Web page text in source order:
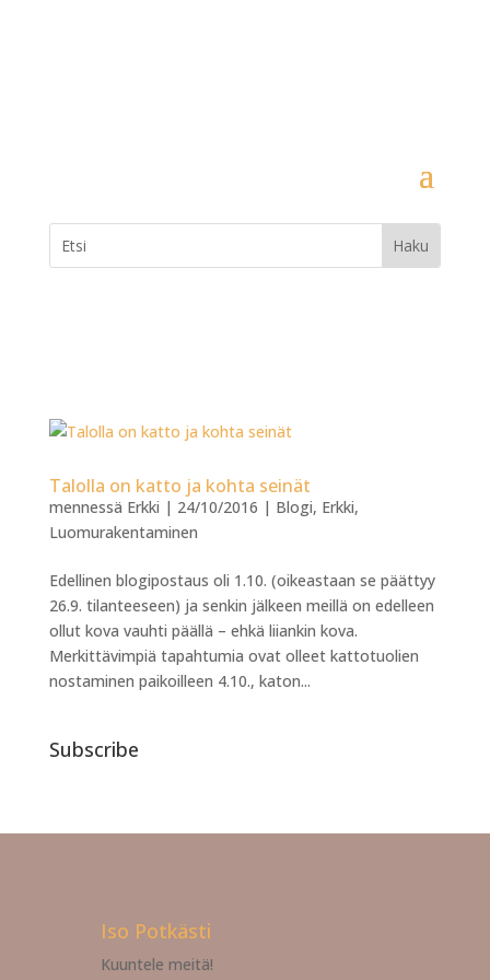
Talolla on katto ja kohta seinät
mennessä Erkki | 24/10/2016 | Blogi, Erkki,
Luomurakentaminen
Edellinen blogipostaus oli 1.10. (oikeastaan se päättyy
26.9. tilanteeseen) ja senkin jälkeen meillä on edelleen
ollut kova vauhti päällä – ehkä liiankin kova.
Merkittävimpiä tapahtumia ovat olleet kattotuolien
nostaminen paikoilleen 4.10., katon...
Subscribe
Iso Potkästi
Kuuntele meitä!